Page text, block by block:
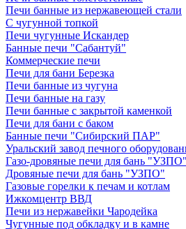
Печи банные из нержавеющей стали
С чугунной топкой
Печи чугунные Искандер
Банные печи "Сабантуй"
Коммерческие печи
Печи для бани Березка
Печи банные из чугуна
Печи банные на газу
Печи банные с закрытой каменкой
Печи для бани с баком
Банные печи "Сибирский ПАР"
Уральский завод печного
Газо-дровяные печи для бань "УЗПО"
Дровяные печи для бань "УЗПО"
Газовые горелки к печам и котлам
Ижкомцентр ВВД
Печи из нержавейки Чародейка
Чугунные под обкладку и в камне